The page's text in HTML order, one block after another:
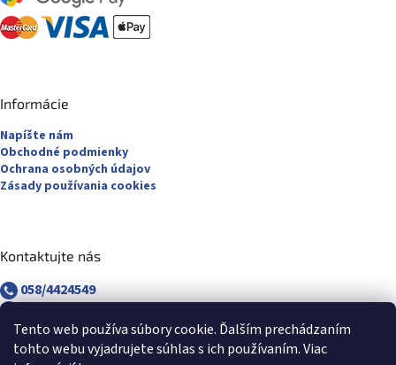
Tento web používa súbory cookie. Ďalším prechádzaním
tohto webu vyjadrujete súhlas s ich používaním. Viac
Informácie
Napíšte nám
Obchodné podmienky
Ochrana osobných údajov
Zásady používania cookies
Kontaktujte nás
058/4424549
revuca@majsterpapier.sk